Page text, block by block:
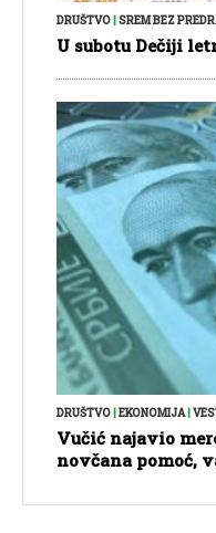
DRUŠTVO SREM BEZ
U subotu Dečiji
DRUŠTVO EKONOMIJA|
Vučić najavio
novčana pomoć,